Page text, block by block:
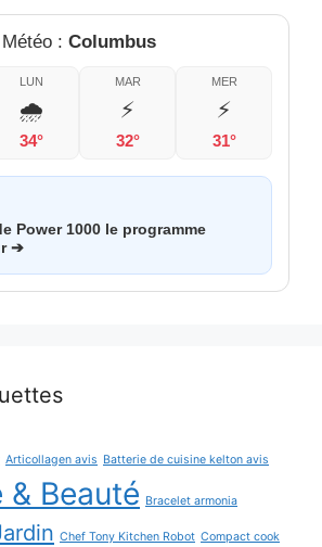
Météo : Columbus
LUN
🌧️
34°
MAR
⚡
32°
MER
⚡
31°
Power 1000 le programme
➔
Articollagen avis Batterie de cuisine kelton avis
Beauté Bracelet armonia
Chef Tony Kitchen Robot Compact cook